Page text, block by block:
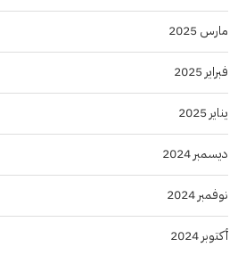
مارس 2025
فبراير 2025
يناير 2025
ديسمبر 2024
نوفمبر 2024
أكتوبر 2024